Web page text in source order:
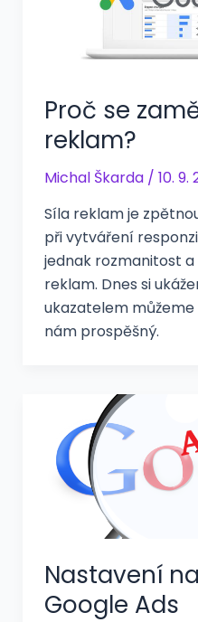
Proč se
reklam?
Michal Škarda / 10. 9.
Síla reklam je
při vytváření
jednak rozmanitost
reklam. Dnes si
ukazatelem
nám prospěšný.
Nastavení
Google Ads